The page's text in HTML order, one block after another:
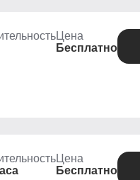
Цена
Бесплатно
Цена
Бесплатно